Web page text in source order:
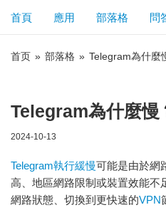
首頁 應用 部落格 問
首页 » 部落格 » Telegram為什麼
Telegram為什麼慢
2024-10-13
Telegram執行緩慢可能是由於網
高、地區網路限制或裝置效能不
網路狀態、切換到更快速的VPN